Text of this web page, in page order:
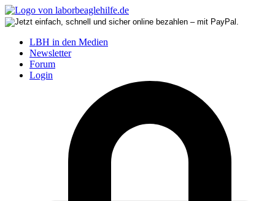
LBH in den Medien
Newsletter
Forum
Login